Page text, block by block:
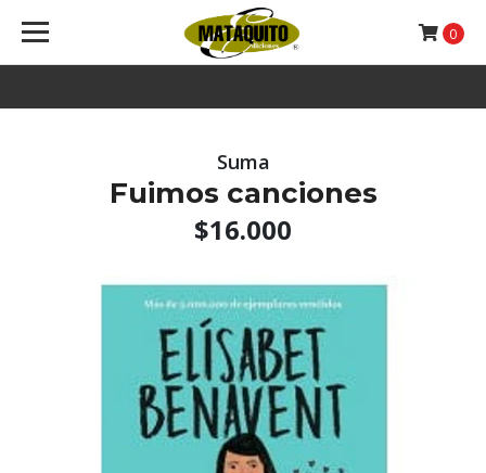
0
Suma
Fuimos canciones
$16.000